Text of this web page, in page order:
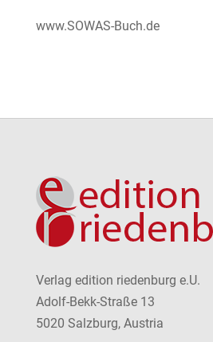
www.SOWAS-Buch.de
Verlag edition riedenburg e.U.
Adolf-Bekk-Straße 13
5020 Salzburg, Austria